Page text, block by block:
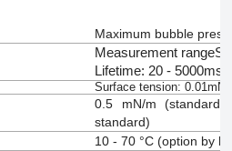
Maximum bubble
Measurement
Lifetime: 20 - 5000ms
Surface tension:
0.5 mN/m (standard
standard)
10 - 70 °C (option by